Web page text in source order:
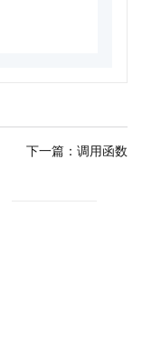
下一篇： 调用函数